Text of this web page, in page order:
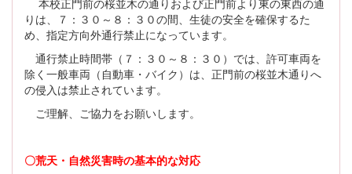
りは、７：３０～８：３０の間、生徒の安全を確保するた
め、指定方向外通行禁止になっています。
通行禁止時間帯（７：３０～８：３０）では、許可車両を
除く一般車両（自動車・バイク）は、正門前の桜並木通りへ
の侵入は禁止されています。
ご理解、ご協力をお願いします。
〇荒天・自然災害時の基本的な対応